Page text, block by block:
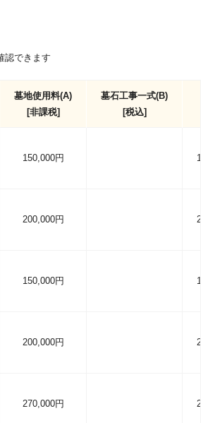
認できます
墓地使用料(A)
[非課税]
墓石工事一式(B)
[税込]
150,000円
200,000円
150,000円
200,000円
270,000円